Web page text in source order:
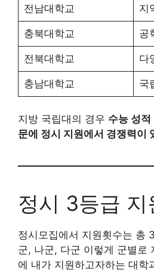
전남대학교 지
충북대학교 공
전북대학교 다
충남대학교 국
지방 국립대의 경우 수능 성적
문에 정시 지원에서 경쟁력이
정시 3등급 지
정시모집에서 지원횟수는 총
군, 나군, 다군 이렇게 군별로
에 내가 지원하고자하는 대학